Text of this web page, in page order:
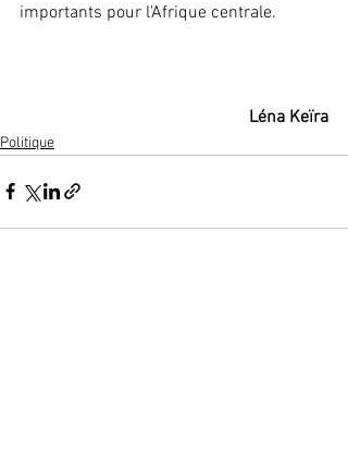
importants pour l'Afrique centrale.
Léna Keïra
Politique